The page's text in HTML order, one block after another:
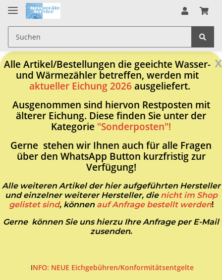
x
Alle Artikel/Bestellungen die geeichte Wasser-
und Wärmezähler betreffen, werden mit
aktueller Eichung 2026 ausgeliefert.
Ausgenommen sind hiervon Restposten mit
älterer Eichung. Diese finden Sie unter der
Kategorie "Sonderposten"!
Gerne stehen wir Ihnen auch für alle Fragen
über den WhatsApp Button kurzfristig zur
Verfügung!
Alle weiteren Artikel der hier aufgeführten Hersteller
und einzelner weiterer Hersteller, die nicht im Shop
gelistet sind, können auf Anfrage bestellt werden!
Gerne können Sie uns hierzu Ihre Anfrage per E-Mail
zusenden.
INFO: NEUE Eichgebühren/Konformitätsentgelte